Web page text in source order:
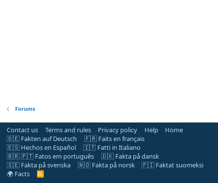
Forums
Contact us Terms and rules Privacy policy Help
Home
🇩🇪 Fakten auf Deutsch
🇫🇷 Faits en français
🇪🇸 Hechos en Español
🇮🇹 Fatti in Italiano
🇧🇷 🇵🇹 Fatos em português
🇩🇰 Fakta på dansk
🇸🇪 Fakta på svenska
🇳🇴 Fakta på norsk
🇫🇮 Faktat suomeksi
🌍 Facts
R